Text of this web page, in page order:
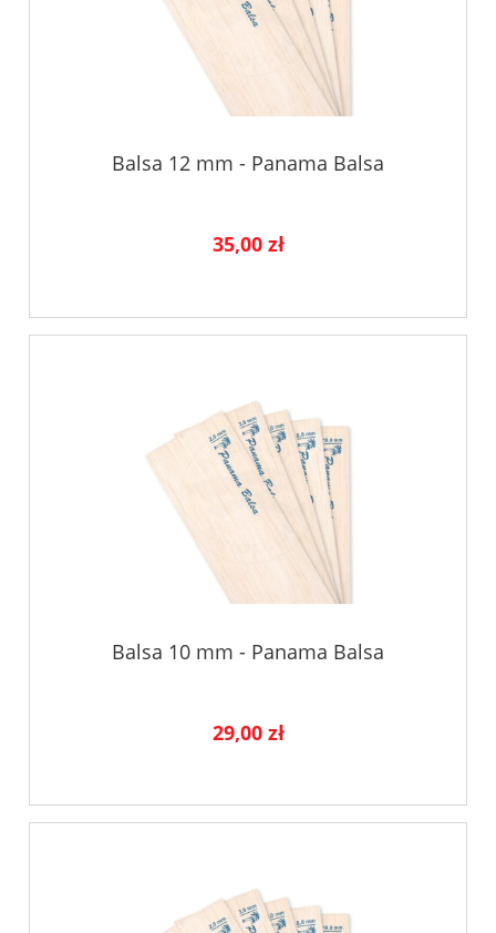
Balsa 12 mm - Panama Balsa
35,00 zł
Balsa 10 mm - Panama Balsa
29,00 zł